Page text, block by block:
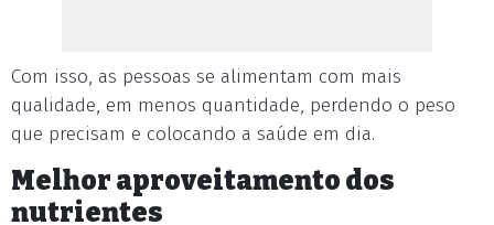
Com isso, as pessoas se alimentam com mais
qualidade, em menos quantidade, perdendo o peso
que precisam e colocando a saúde em dia.
Melhor aproveitamento dos
nutrientes